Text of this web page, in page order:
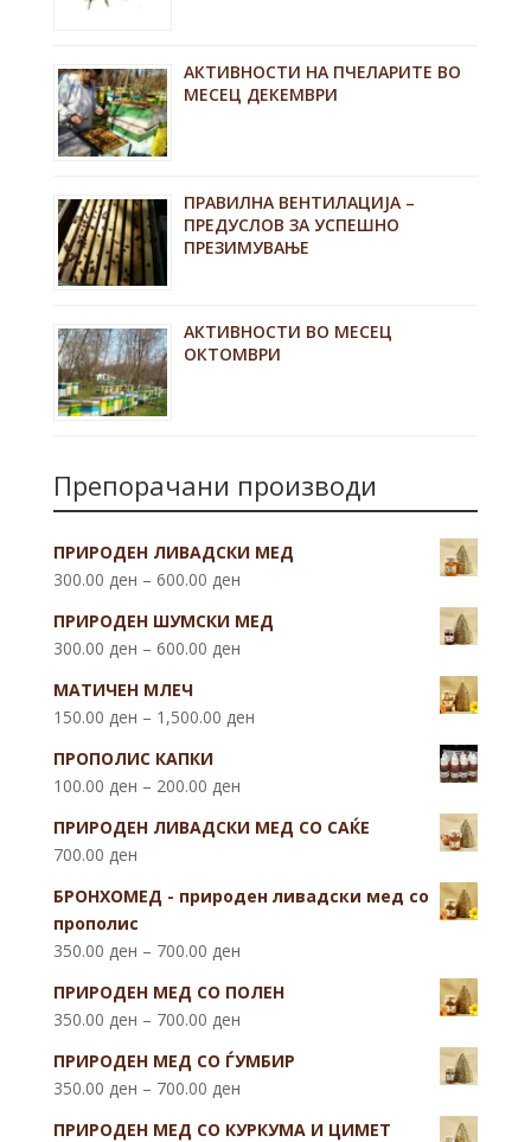
АКТИВНОСТИ НА ПЧЕЛАРИТЕ ВО
МЕСЕЦ ДЕКЕМВРИ
ПРАВИЛНА ВЕНТИЛАЦИЈА –
ПРЕДУСЛОВ ЗА УСПЕШНО
ПРЕЗИМУВАЊЕ
АКТИВНОСТИ ВО МЕСЕЦ
ОКТОМВРИ
Препорачани производи
ПРИРОДЕН ЛИВАДСКИ МЕД
300.00 ден – 600.00 ден
ПРИРОДЕН ШУМСКИ МЕД
300.00 ден – 600.00 ден
МАТИЧЕН МЛЕЧ
150.00 ден – 1,500.00 ден
ПРОПОЛИС КАПКИ
100.00 ден – 200.00 ден
ПРИРОДЕН ЛИВАДСКИ МЕД СО САЌЕ
700.00 ден
БРОНХОМЕД - природен ливадски мед со
прополис
350.00 ден – 700.00 ден
ПРИРОДЕН МЕД СО ПОЛЕН
350.00 ден – 700.00 ден
ПРИРОДЕН МЕД СО ЃУМБИР
350.00 ден – 700.00 ден
ПРИРОДЕН МЕД СО КУРКУМА И ЦИМЕТ